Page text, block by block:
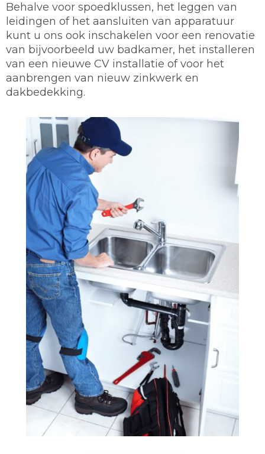
Behalve voor spoedklussen, het leggen van
leidingen of het aansluiten van apparatuur
kunt u ons ook inschakelen voor een renovatie
van bijvoorbeeld uw badkamer, het installeren
van een nieuwe CV installatie of voor het
aanbrengen van nieuw zinkwerk en
dakbedekking.